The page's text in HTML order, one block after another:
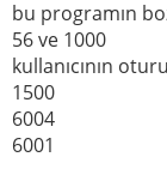
bu programın
56 ve 1000
kullanıcının
1500
6004
6001